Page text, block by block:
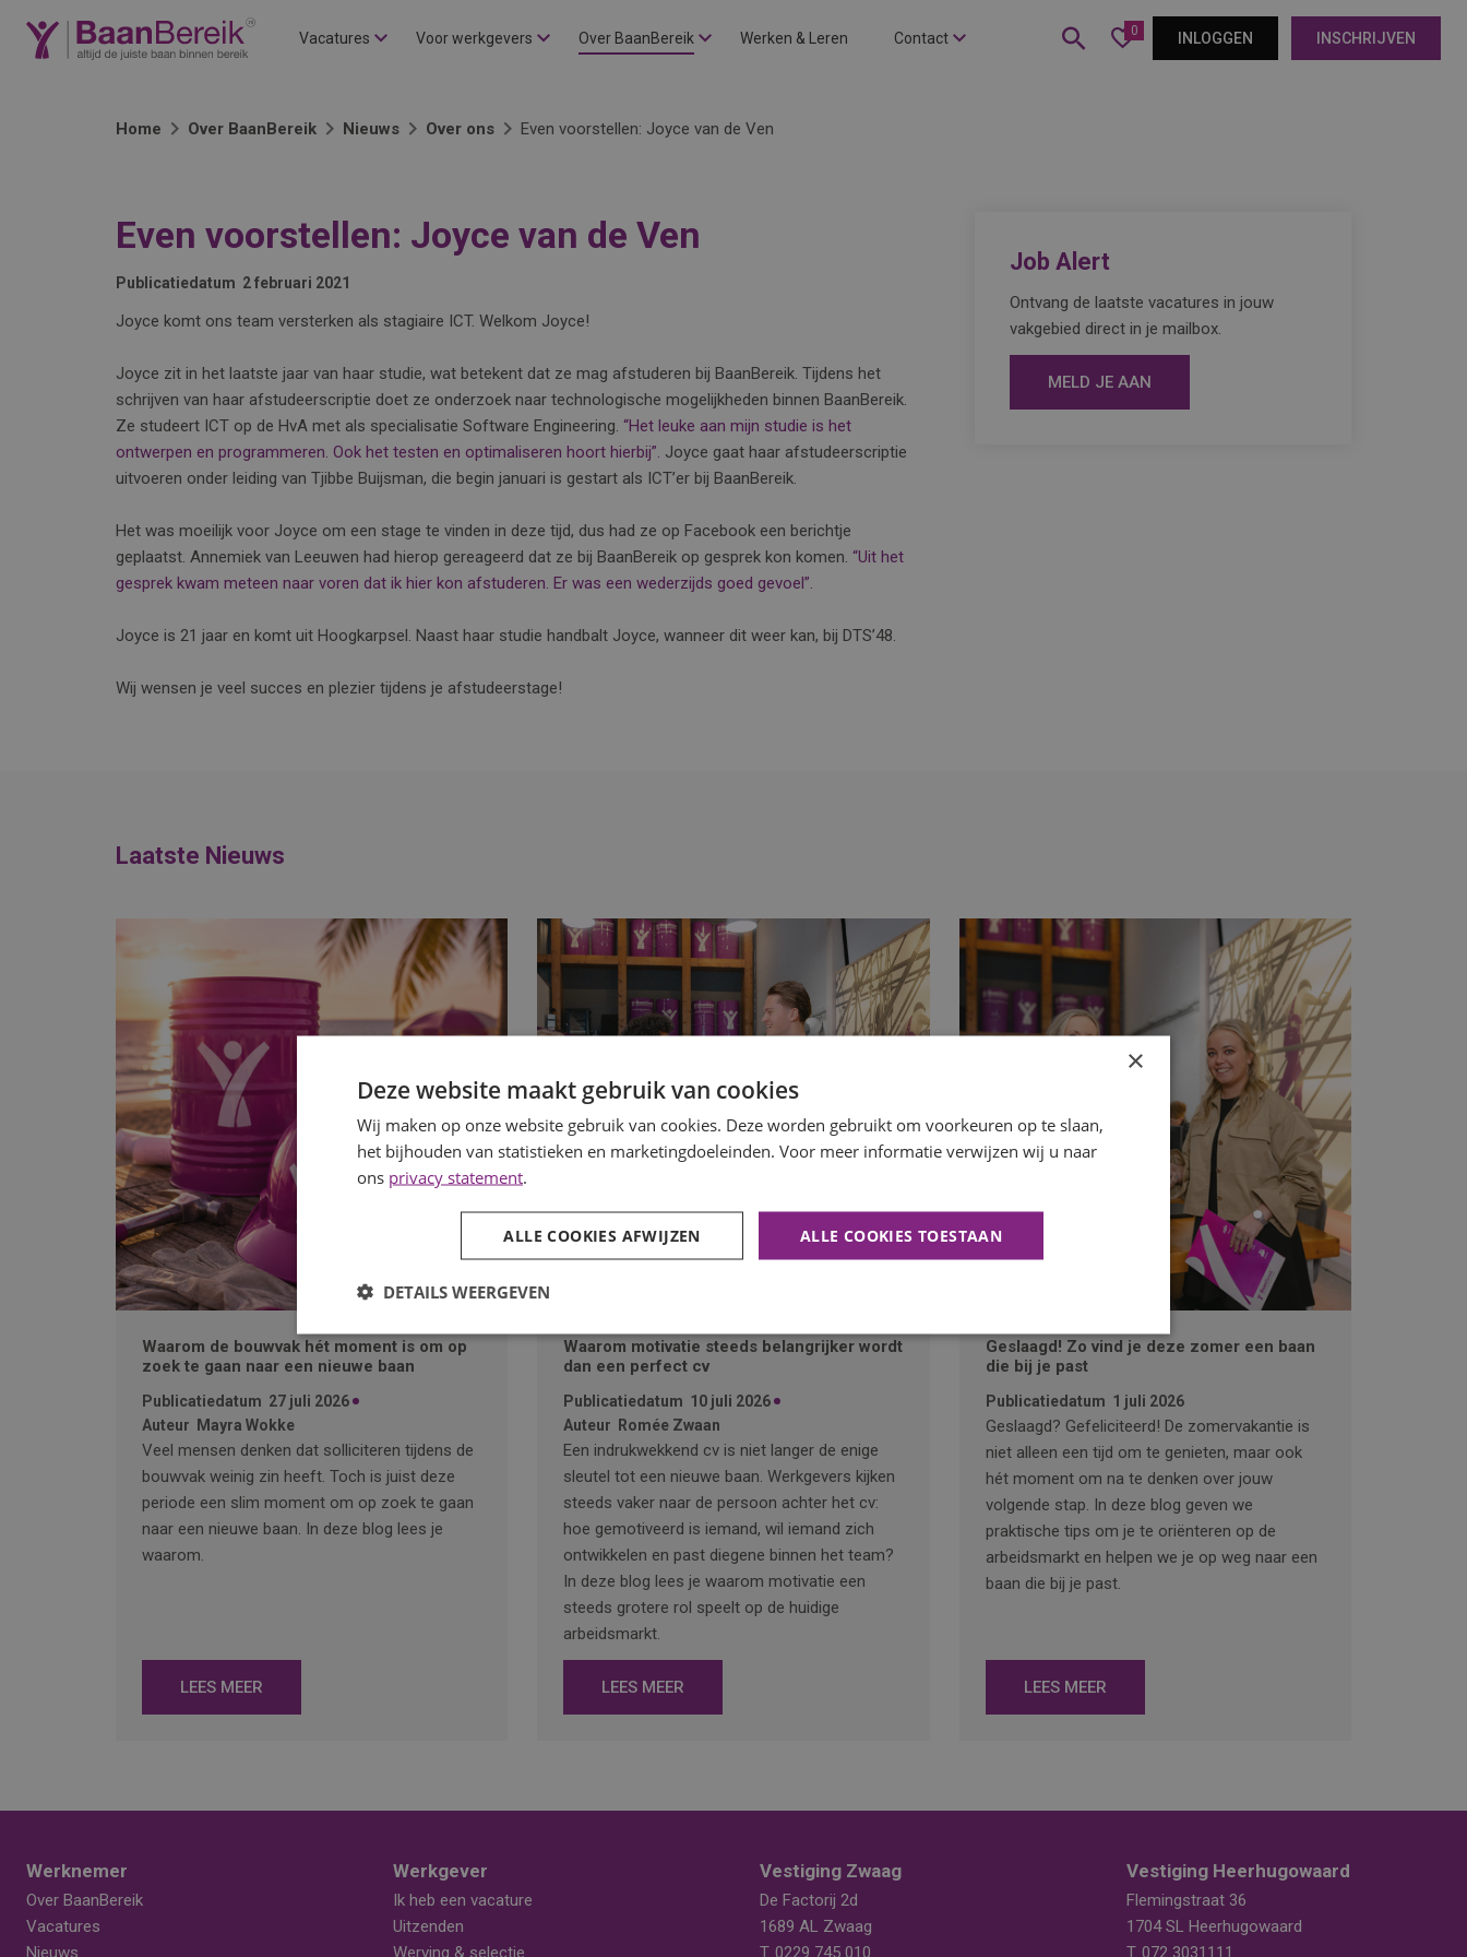
Vacatures Voor werkgevers Over BaanBereik Werken & Leren Contact 0 INLOGGEN INSCHRIJVEN
Home Over BaanBereik Nieuws Over ons Even voorstellen: Joyce van de Ven
Even voorstellen: Joyce van de Ven
Publicatiedatum 2 februari 2021
Joyce komt ons team versterken als stagiaire ICT. Welkom Joyce!
Joyce zit in het laatste jaar van haar studie, wat betekent dat ze mag afstuderen bij BaanBereik. Tijdens het
schrijven van haar afstudeerscriptie doet ze onderzoek naar technologische mogelijkheden binnen BaanBereik.
Ze studeert ICT op de HvA met als specialisatie Software Engineering. “Het leuke aan mijn studie is het
ontwerpen en programmeren. Ook het testen en optimaliseren hoort hierbij”. Joyce gaat haar afstudeerscriptie
uitvoeren onder leiding van Tjibbe Buijsman, die begin januari is gestart als ICT’er bij BaanBereik.
Het was moeilijk voor Joyce om een stage te vinden in deze tijd, dus had ze op Facebook een berichtje
geplaatst. Annemiek van Leeuwen had hierop gereageerd dat ze bij BaanBereik op gesprek kon komen. “Uit het
gesprek kwam meteen naar voren dat ik hier kon afstuderen. Er was een wederzijds goed gevoel”.
Joyce is 21 jaar en komt uit Hoogkarpsel. Naast haar studie handbalt Joyce, wanneer dit weer kan, bij DTS’48.
Wij wensen je veel succes en plezier tijdens je afstudeerstage!
Job Alert
Ontvang de laatste vacatures in jouw
vakgebied direct in je mailbox.
MELD JE AAN
Laatste Nieuws
Waarom de bouwvak hét moment is om op
zoek te gaan naar een nieuwe baan
Publicatiedatum 27 juli 2026
Auteur
Mayra Wokke
Veel mensen denken dat solliciteren tijdens de
bouwvak weinig zin heeft. Toch is juist deze
periode een slim moment om op zoek te gaan
naar een nieuwe baan. In deze blog lees je
waarom.
LEES MEER
Waarom motivatie steeds belangrijker wordt
dan een perfect cv
Publicatiedatum 10 juli 2026
Auteur
Romée Zwaan
Een indrukwekkend cv is niet langer de enige
sleutel tot een nieuwe baan. Werkgevers kijken
steeds vaker naar de persoon achter het cv:
hoe gemotiveerd is iemand, wil iemand zich
ontwikkelen en past diegene binnen het team?
In deze blog lees je waarom motivatie een
steeds grotere rol speelt op de huidige
arbeidsmarkt.
LEES MEER
Geslaagd! Zo vind je deze zomer een baan
die bij je past
Publicatiedatum 1 juli 2026
Geslaagd? Gefeliciteerd! De zomervakantie is
niet alleen een tijd om te genieten, maar ook
hét moment om na te denken over jouw
volgende stap. In deze blog geven we
praktische tips om je te oriënteren op de
arbeidsmarkt en helpen we je op weg naar een
baan die bij je past.
LEES MEER
Werknemer
Over BaanBereik
Vacatures
Nieuws
Werkgever
Ik heb een vacature
Uitzenden
Werving & selectie
Vestiging Zwaag
De Factorij 2d
1689 AL Zwaag
T. 0229 745 010
Vestiging Heerhugowaard
Flemingstraat 36
1704 SL Heerhugowaard
T. 072 3031111
×
Deze website maakt gebruik van cookies
Wij maken op onze website gebruik van cookies. Deze worden gebruikt om voorkeuren op te slaan,
het bijhouden van statistieken en marketingdoeleinden. Voor meer informatie verwijzen wij u naar
ons privacy statement.
ALLE COOKIES TOESTAAN
ALLE COOKIES AFWIJZEN
DETAILS WEERGEVEN